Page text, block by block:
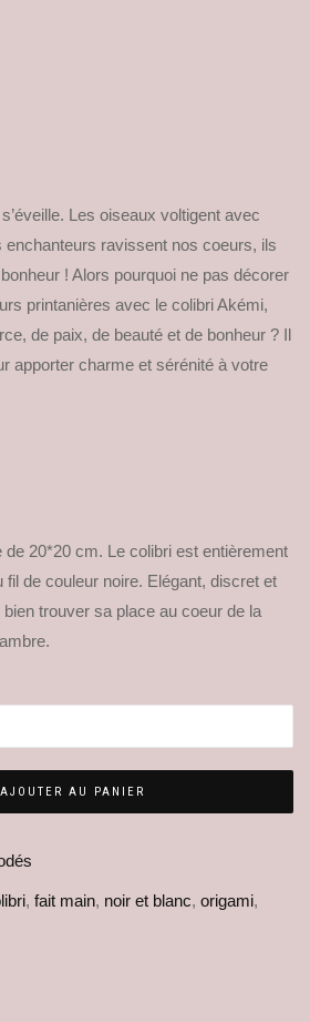
Les oiseaux voltigent avec
ravissent nos coeurs, ils
! Alors pourquoi ne pas décorer
printanières avec le colibri Akémi,
de paix, de beauté et de bonheur ? Il
apporter charme et sérénité à votre
de 20*20 cm. Le colibri est entièrement
fil de couleur noire. Elégant, discret et
trouver sa place au coeur de la
AJOUTER AU PANIER
, fait main, noir et blanc, origami,